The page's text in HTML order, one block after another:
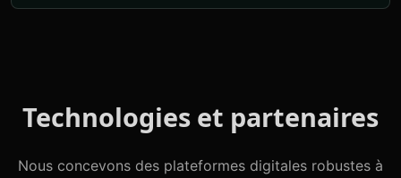
Technologies et partenaires
Nous concevons des plateformes digitales robustes à